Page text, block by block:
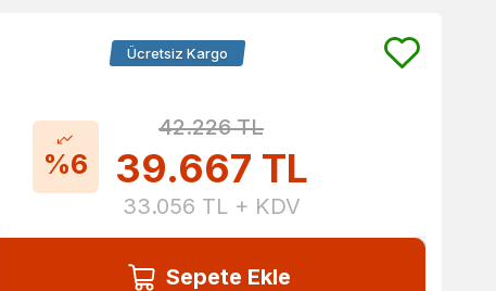
Ücretsiz Kargo
%6
42.226TL
39.667 TL
33.056 TL + KDV
Sepete Ekle